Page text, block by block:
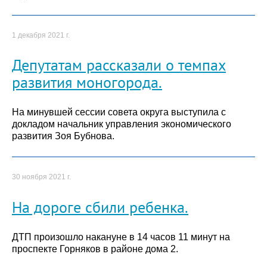
1 декабря 2021 г.
Депутатам рассказали о темпах
развития моногорода.
На минувшей сессии совета округа выступила с
докладом начальник управления экономического
развития Зоя Бубнова.
30 ноября 2021 г.
На дороге сбили ребенка.
ДТП произошло накануне в 14 часов 11 минут на
проспекте Горняков в районе дома 2.